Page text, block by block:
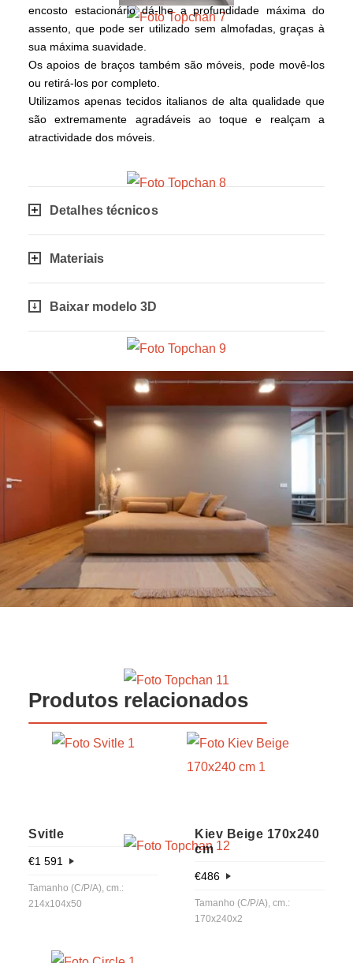
encosto estacionário dá-lhe a profundidade máxima do
assento, que pode ser utilizado sem almofadas, graças à
sua máxima suavidade.
Os apoios de braços também são móveis, pode movê-los
ou retirá-los por completo.
Utilizamos apenas tecidos italianos de alta qualidade que
são extremamente agradáveis ao toque e realçam a
atractividade dos móveis.
Detalhes técnicos
Materiais
Baixar modelo 3D
Produtos relacionados
Svitle
€1 591
Tamanho (C/P/A), cm.:
214x104x50
Kiev Beige 170x240
cm
€486
Tamanho (C/P/A), cm.:
170x240x2